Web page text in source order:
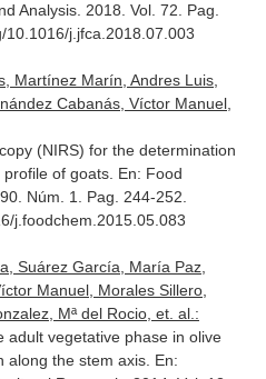
Analysis. 2018. Vol. 72. Pag.
j.jfca.2018.07.003
Martínez Marín, Andres Luis,
Cabanás, Víctor Manuel,
(NIRS) for the determination
of goats. En: Food
Núm. 1. Pag. 244-252.
j.foodchem.2015.05.083
Suárez García, María Paz,
Manuel, Morales Sillero,
Mª del Rocio, et. al.:
adult vegetative phase in olive
along the stem axis. En: